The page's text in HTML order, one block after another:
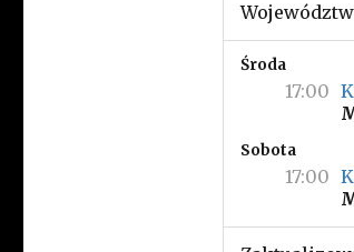
Środa
17:00
Sobota
17:00